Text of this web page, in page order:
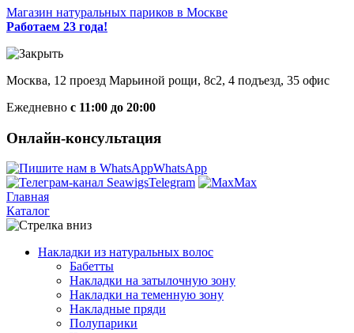
Магазин натуральных париков в Москве
Работаем 23 года!
Москва, 12 проезд Марьиной рощи, 8с2, 4 подъезд, 35 офис
Ежедневно с 11:00 до 20:00
Онлайн-консультация
WhatsApp
Telegram
Max
Главная
Каталог
Накладки из натуральных волос
Бабетты
Накладки на затылочную зону
Накладки на теменную зону
Накладные пряди
Полупарики